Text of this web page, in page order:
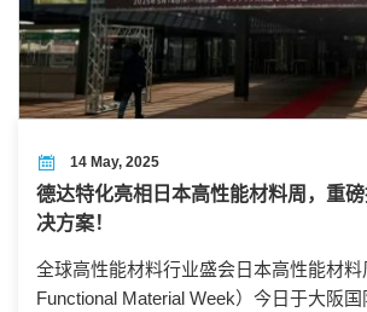
14 May, 2025
德达特化亮相日本高性能材料周，重
决方案！
全球高性能材料行业盛会日本高性能材料
Functional Material Week）今日于大阪